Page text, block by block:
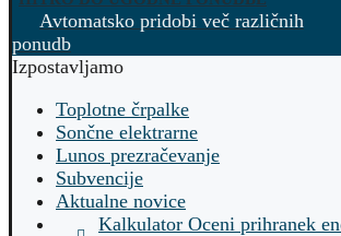
Avtomatsko pridobi več različnih
ponudb
Izpostavljamo
Toplotne črpalke
Sončne elektrarne
Lunos prezračevanje
Subvencije
Aktualne novice
Kalkulator Oceni prihranek